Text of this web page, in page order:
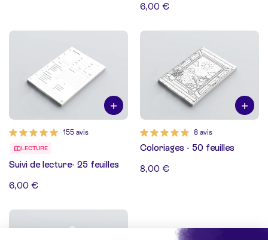
6,00 €
155 avis
LECTURE
Suivi de lecture- 25 feuilles
6,00 €
8 avis
Coloriages - 50 feuilles
8,00 €